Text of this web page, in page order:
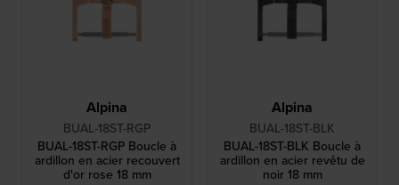
Alpina
BUAL-18ST-RGP
BUAL-18ST-RGP Boucle à
ardillon en acier recouvert
d'or rose 18 mm
Alpina
BUAL-18ST-BLK
BUAL-18ST-BLK Boucle à
ardillon en acier revêtu de
noir 18 mm